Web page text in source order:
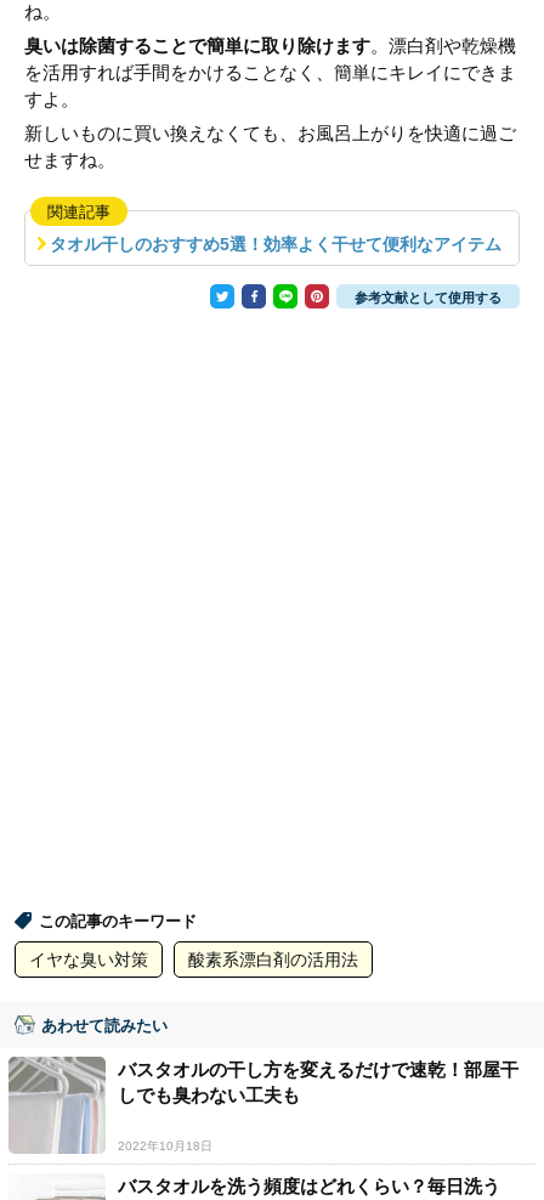
ね。
臭いは除菌することで簡単に取り除けます。漂白剤や乾燥機
を活用すれば手間をかけることなく、簡単にキレイにできま
すよ。
新しいものに買い換えなくても、お風呂上がりを快適に過ご
せますね。
関連記事
タオル干しのおすすめ5選！効率よく干せて便利なアイテム
参考文献として使用する
この記事のキーワード
イヤな臭い対策 酸素系漂白剤の活用法
あわせて読みたい
バスタオルの干し方を変えるだけで速乾！部屋干
しでも臭わない工夫も
2022年10月18日
バスタオルを洗う頻度はどれくらい？毎日洗う